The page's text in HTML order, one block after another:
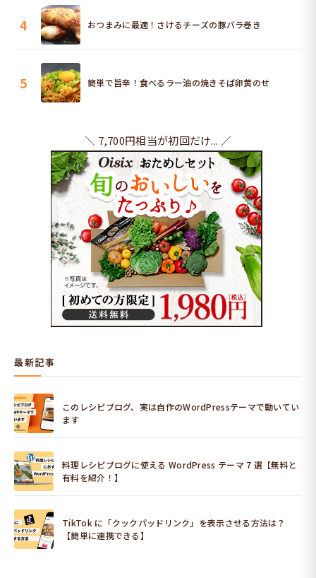
4 おつまみに最適！さけるチーズの豚バラ巻き
5 簡単で旨辛！食べるラー油の焼きそば卵黄のせ
＼ 7,700円相当が初回だけ... ／
最新記事
このレシピブログ、実は自作のWordPressテーマで動いてい
ます
料理レシピブログに使える WordPress テーマ 7 選【無料と
有料を紹介！】
TikTok に「クックパッドリンク」を表示させる方法は？
【簡単に連携できる】